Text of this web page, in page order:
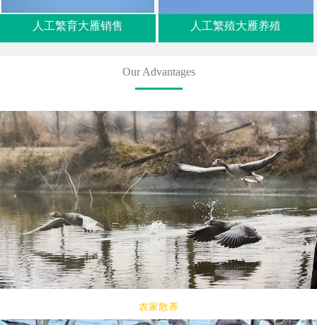
人工繁育大雁销售 人工繁殖大雁养殖
Our Advantages
农家散养